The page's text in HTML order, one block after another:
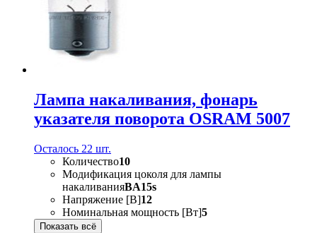
Лампа накаливания, фонарь
указателя поворота OSRAM 5007
Осталось 22 шт.
Количество10
Модификация цоколя для лампы
накаливанияBA15s
Напряжение [В]12
Номинальная мощность [Вт]5
Показать всё